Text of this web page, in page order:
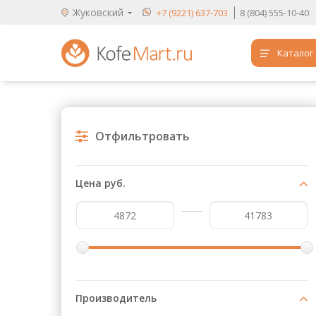
Жуковский +7 (9221) 637-703 8 (804) 555-10-40
Каталог
Кофе
Продукты для HoReCa
Расходники для кофеен
Отфильтровать
Цена руб.
Производитель